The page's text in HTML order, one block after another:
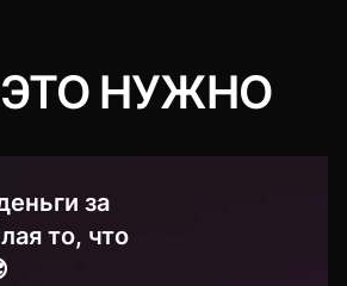
НУЖНО
за
то, что